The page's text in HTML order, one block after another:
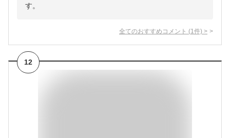
す。
全てのおすすめコメント (1 件) >
12